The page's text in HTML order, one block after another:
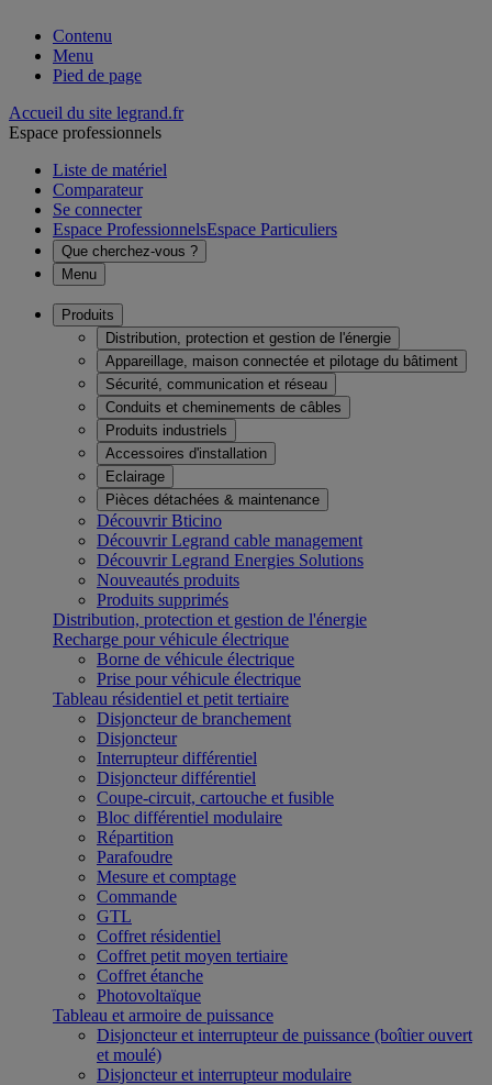
Contenu
Menu
Pied de page
Accueil du site legrand.fr
Espace professionnels
Liste de matériel
Comparateur
Se connecter
Espace ProfessionnelsEspace Particuliers
Que cherchez-vous ?
Menu
Produits
Distribution, protection et gestion de l'énergie
Appareillage, maison connectée et pilotage du bâtiment
Sécurité, communication et réseau
Conduits et cheminements de câbles
Produits industriels
Accessoires d'installation
Eclairage
Pièces détachées & maintenance
Découvrir Bticino
Découvrir Legrand cable management
Découvrir Legrand Energies Solutions
Nouveautés produits
Produits supprimés
Distribution, protection et gestion de l'énergie
Recharge pour véhicule électrique
Borne de véhicule électrique
Prise pour véhicule électrique
Tableau résidentiel et petit tertiaire
Disjoncteur de branchement
Disjoncteur
Interrupteur différentiel
Disjoncteur différentiel
Coupe-circuit, cartouche et fusible
Bloc différentiel modulaire
Répartition
Parafoudre
Mesure et comptage
Commande
GTL
Coffret résidentiel
Coffret petit moyen tertiaire
Coffret étanche
Photovoltaïque
Tableau et armoire de puissance
Disjoncteur et interrupteur de puissance (boîtier ouvert
et moulé)
Disjoncteur et interrupteur modulaire